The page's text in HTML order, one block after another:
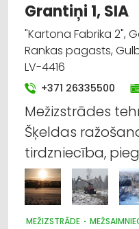
Grantiņi 1, SIA
"Kartona Fabrika 2",
Rankas pagasts,
LV-4416
+371 26335500
Mežizstrādes
Šķeldas
tirdzniecība,
MEŽIZSTRĀDE